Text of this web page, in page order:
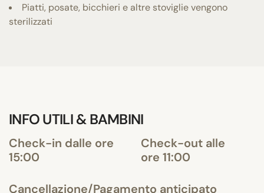
Piatti, posate, bicchieri e altre stoviglie vengono
sterilizzati
INFO UTILI & BAMBINI
Check-in dalle ore
15:00
Check-out alle
ore 11:00
Cancellazione/Pagamento anticipato